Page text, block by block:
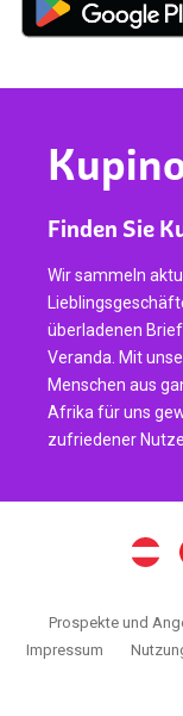
Finden Sie
Wir sammeln
überladenen
Veranda. Mit
Menschen aus
Afrika für uns
zufriedener
Prospekte und
Impressum